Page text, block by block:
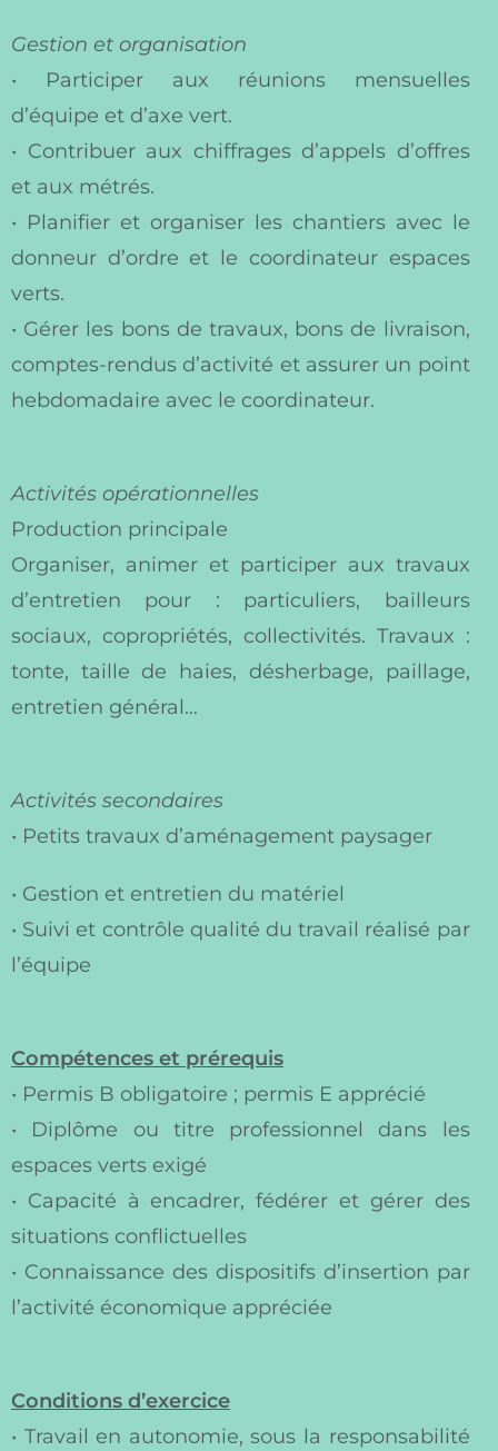
Gestion et organisation
• Participer aux réunions mensuelles
d’équipe et d’axe vert.
• Contribuer aux chiffrages d’appels d’offres
et aux métrés.
• Planifier et organiser les chantiers avec le
donneur d’ordre et le coordinateur espaces
verts.
• Gérer les bons de travaux, bons de livraison,
comptes-rendus d’activité et assurer un point
hebdomadaire avec le coordinateur.
Activités opérationnelles
Production principale
Organiser, animer et participer aux travaux
d’entretien pour : particuliers, bailleurs
sociaux, copropriétés, collectivités. Travaux :
tonte, taille de haies, désherbage, paillage,
entretien général…
Activités secondaires
• Petits travaux d’aménagement paysager
• Gestion et entretien du matériel
• Suivi et contrôle qualité du travail réalisé par
l’équipe
Compétences et prérequis
• Permis B obligatoire ; permis E apprécié
• Diplôme ou titre professionnel dans les
espaces verts exigé
• Capacité à encadrer, fédérer et gérer des
situations conflictuelles
• Connaissance des dispositifs d’insertion par
l’activité économique appréciée
Conditions d’exercice
• Travail en autonomie, sous la responsabilité